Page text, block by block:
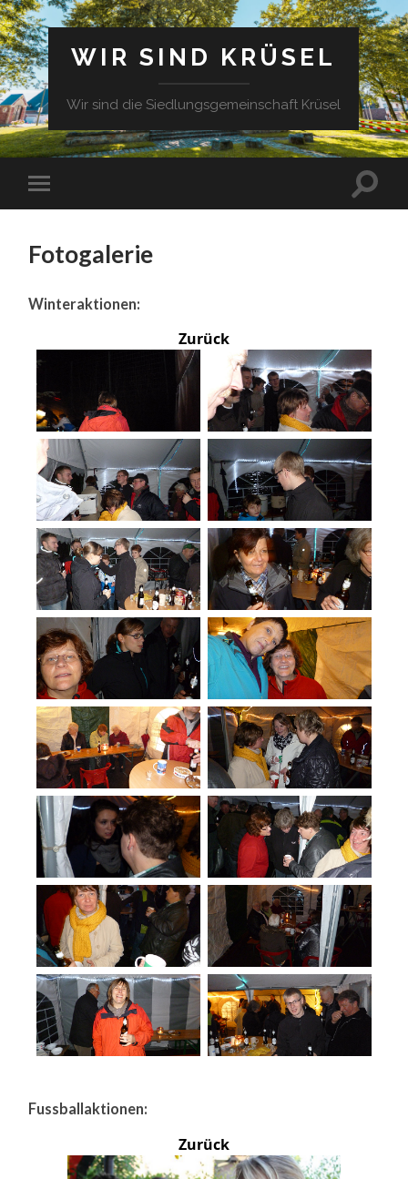
WIR SIND KRÜSEL
Wir sind die Siedlungsgemeinschaft Krüsel
Fotogalerie
Winteraktionen:
Zurück
Fussballaktionen:
Zurück